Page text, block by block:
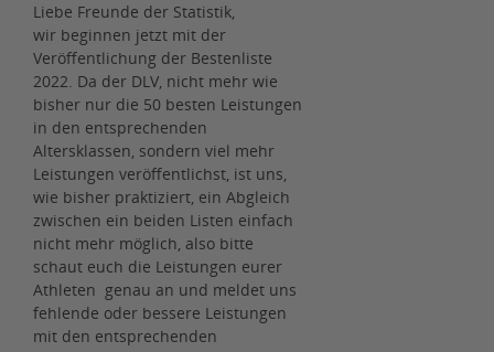
Liebe Freunde der Statistik,
wir beginnen jetzt mit der
Veröffentlichung der Bestenliste
2022. Da der DLV, nicht mehr wie
bisher nur die 50 besten Leistungen
in den entsprechenden
Altersklassen, sondern viel mehr
Leistungen veröffentlichst, ist uns,
wie bisher praktiziert, ein Abgleich
zwischen ein beiden Listen einfach
nicht mehr möglich, also bitte
schaut euch die Leistungen eurer
Athleten genau an und meldet uns
fehlende oder bessere Leistungen
mit den entsprechenden